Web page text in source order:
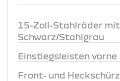
15-Zoll-Stahlräder
Schwarz/Stahlgrau
Einstiegsleisten vorne
Front- und